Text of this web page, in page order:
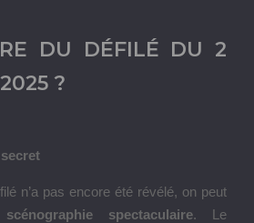
DU DÉFILÉ DU 2
?
n’a pas encore été révélé, on peut
scénographie spectaculaire. Le